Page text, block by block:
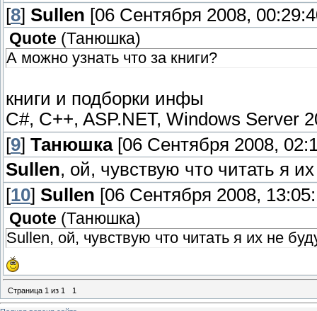
[8] Sullen [06 Сентября 2008,
Quote (Танюшка)
А можно узнать что за книги?
книги и подборки инфы
С#, C++, ASP.NET, Windows Server
[9] Танюшка[06 Сентября 2008,
Sullen, ой, чувствую что читать я
[10] Sullen [06 Сентября 2008,
Quote (Танюшка)
Sullen, ой, чувствую что читать я их не
Страница 1 из 1 1